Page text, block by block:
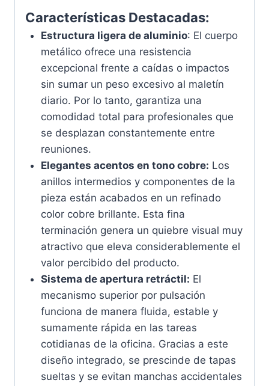
Características Destacadas:
Estructura ligera de aluminio: El cuerpo
metálico ofrece una resistencia
excepcional frente a caídas o impactos
sin sumar un peso excesivo al maletín
diario. Por lo tanto, garantiza una
comodidad total para profesionales que
se desplazan constantemente entre
reuniones.
Elegantes acentos en tono cobre: Los
anillos intermedios y componentes de la
pieza están acabados en un refinado
color cobre brillante. Esta fina
terminación genera un quiebre visual muy
atractivo que eleva considerablemente el
valor percibido del producto.
Sistema de apertura retráctil: El
mecanismo superior por pulsación
funciona de manera fluida, estable y
sumamente rápida en las tareas
cotidianas de la oficina. Gracias a este
diseño integrado, se prescinde de tapas
sueltas y se evitan manchas accidentales